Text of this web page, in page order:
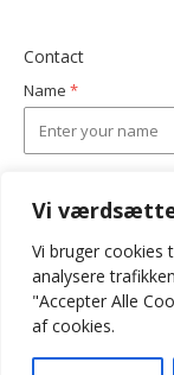
Vi
Vi bruger cookies
analysere trafikken
"Accepter Alle
af cookies.
Contact
Name *
Phone*